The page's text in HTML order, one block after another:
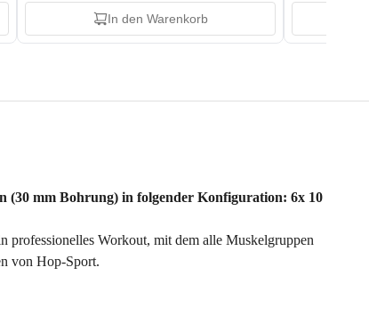
In den Warenkorb
(30 mm Bohrung) in folgender Konfiguration: 6x 10
professionelles Workout, mit dem alle Muskelgruppen
von Hop-Sport.